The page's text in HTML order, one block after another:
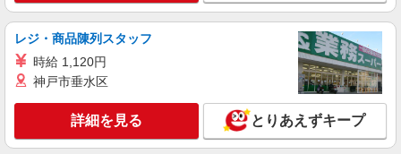
翌6時 週5日勤務の場合） 時給1,750円×8h×22日勤
務
兵庫県神戸市中央区 ★上記以外にも多数派遣
先有
キープ 詳細を見る
LAPI-Staff株式会社 関西エリア/軽作業
おもちゃ・玩具などの仕分け・シール貼り・梱
レジ・商品陳列スタッフ
時給 1,120円
神戸市垂水区
詳細を見る とりあえずキープ